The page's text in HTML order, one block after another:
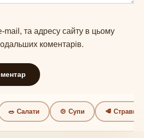
mail, та адресу сайту в цьому
коментарів.
🥗 Салати 🍲 Супи 🥩 Страви